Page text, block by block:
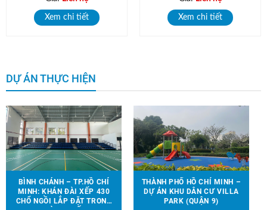
Xem chi tiết Xem chi tiết
DỰ ÁN THỰC HIỆN
BÌNH CHÁNH – TP.HỒ CHÍ
MINH: KHÁN ĐÀI XẾP 430
CHỔ NGỒI LẮP ĐẶT TRONG
THÀNH PHỐ HỒ CHÍ MINH –
DỰ ÁN KHU DÂN CƯ VILLA
PARK (QUẬN 9)